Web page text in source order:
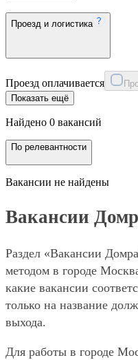
Проезд и логистика
Проезд оплачивается
Показать ещё
Найдено 0 вакансий
По релевантности
Вакансии не найдены
Вакансии
Раздел «Вакансии
методом в городе
какие вакансии
только на название
выхода.
Для работы в городе